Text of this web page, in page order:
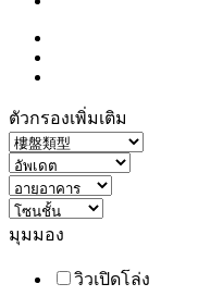
ตัวกรองเพิ่มเติม
มุมมอง
วิวเปิดโล่ง